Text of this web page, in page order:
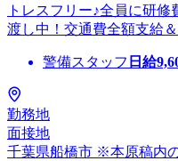
トレスフリー♪全員に研
渡し中！交通費全額支給
警備スタッフ 日給
勤務地
面接地
千葉県船橋市 ※本原稿内